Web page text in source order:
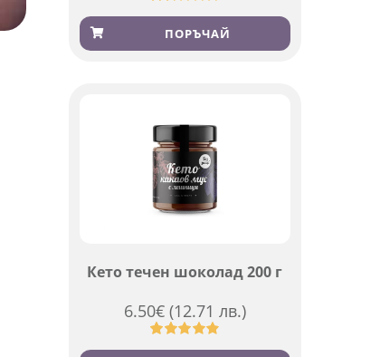
Оценен
4.84от 5,
базирано
369
ПОРЪЧАЙ
Кето течен шоколад 200 г
6.50€ (12.71 лв.)
Оценен
501